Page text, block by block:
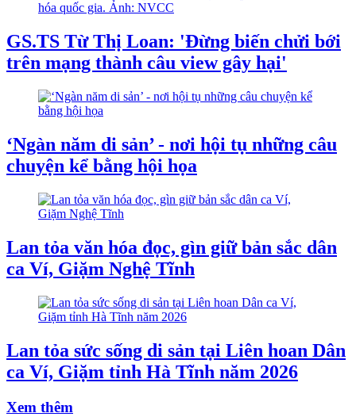
GS.TS Từ Thị Loan: 'Đừng biến chửi bới
trên mạng thành câu view gây hại'
‘Ngàn năm di sản’ - nơi hội tụ những câu
chuyện kể bằng hội họa
Lan tỏa văn hóa đọc, gìn giữ bản sắc dân
ca Ví, Giặm Nghệ Tĩnh
Lan tỏa sức sống di sản tại Liên hoan Dân
ca Ví, Giặm tỉnh Hà Tĩnh năm 2026
Xem thêm